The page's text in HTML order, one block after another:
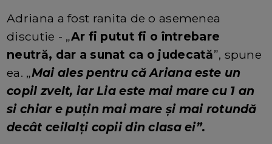
Adriana a fost ranita de o asemenea
discutie - „Ar fi putut fi o întrebare
neutră, dar a sunat ca o judecată”, spune
ea. „Mai ales pentru că Ariana este un
copil zvelt, iar Lia este mai mare cu 1 an
si chiar e puțin mai mare și mai rotundă
decât ceilalți copii din clasa ei”.